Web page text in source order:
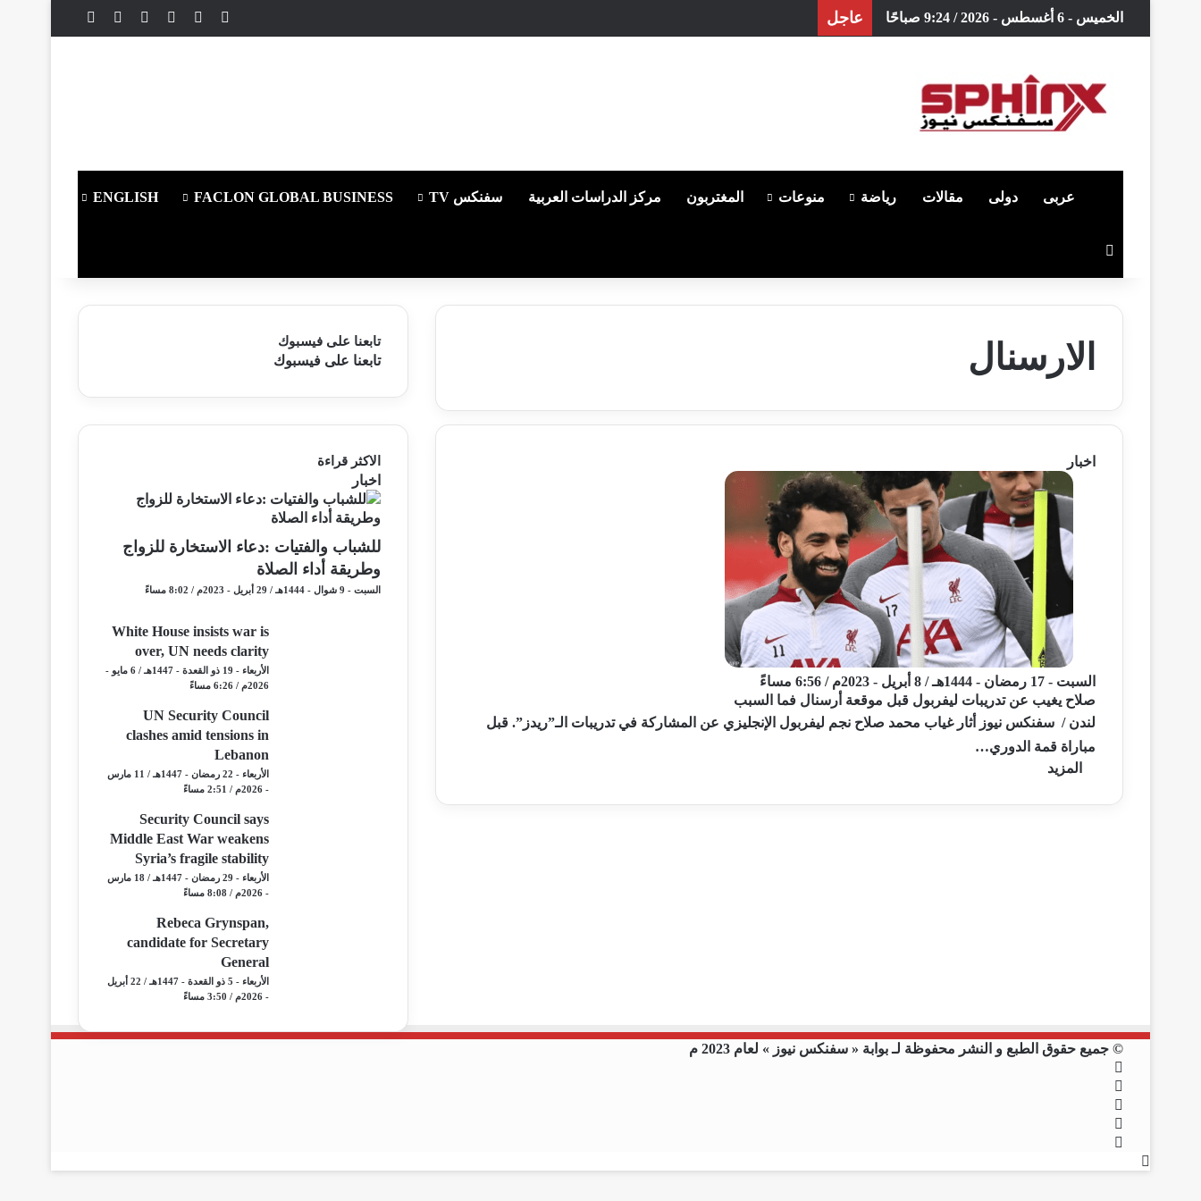
الخميس - 6 أغسطس - 2026 / 9:24 صباحًا عاجل فيسبوك يوتيوبانستقرامملخص الموقع RSS
الرئيسية
عربى دولى مقالات رياضة منوعات المغتربون مركز الدراسات العربية سفنكس TV FACLON GLOBAL BUSINESS
ENGLISH
الارسنال
اخبار
السبت - 17 رمضان - 1444هـ / 8 أبريل - 2023م / 6:56 مساءً
صلاح يغيب عن تدريبات ليفربول قبل موقعة أرسنال فما السبب
لندن / سفنكس نيوز أثار غياب محمد صلاح نجم ليفربول الإنجليزي عن المشاركة في تدريبات الـ”ريدز”. قبل
مباراة قمة الدوري…
المزيد
تابعنا على فيسبوك
تابعنا على فيسبوك
الاكثر قراءة
اخبار
للشباب والفتيات :دعاء الاستخارة للزواج
وطريقة أداء الصلاة
السبت - 9 شوال - 1444هـ / 29 أبريل - 2023م / 8:02 مساءً
White House insists war is
over, UN needs clarity
الأربعاء - 19 ذو القعدة - 1447هـ / 6 مايو -
2026م / 6:26 مساءً
UN Security Council
clashes amid tensions in
Lebanon
الأربعاء - 22 رمضان - 1447هـ / 11 مارس
- 2026م / 2:51 مساءً
Security Council says
Middle East War weakens
Syria’s fragile stability
الأربعاء - 29 رمضان - 1447هـ / 18 مارس
- 2026م / 8:08 مساءً
Rebeca Grynspan,
candidate for Secretary
General
الأربعاء - 5 ذو القعدة - 1447هـ / 22 أبريل
- 2026م / 3:50 مساءً
© جميع حقوق الطبع و النشر محفوظة لـ بوابة « سفنكس نيوز » لعام 2023 م